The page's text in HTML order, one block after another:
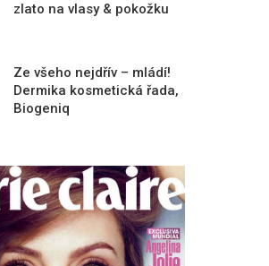
zlato na vlasy & pokožku
Ze všeho nejdřív – mládí!
Dermika kosmetická řada,
Biogeniq